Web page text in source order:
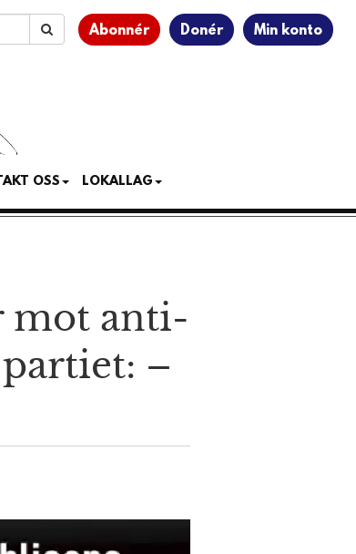
Abonnér Donér Min konto
OSS LOKALLAG
mot anti­
–